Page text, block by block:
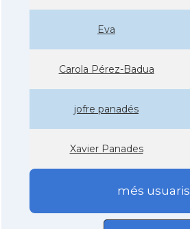
Eva
Carola Pérez-Badua
jofre panadés
Xavier Panades
més usuaris